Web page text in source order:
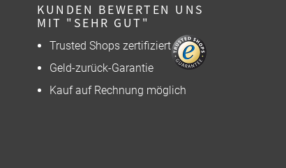
KUNDEN BEWERTEN UNS
MIT "SEHR GUT"
Trusted Shops zertifiziert
Geld-zurück-Garantie
Kauf auf Rechnung möglich